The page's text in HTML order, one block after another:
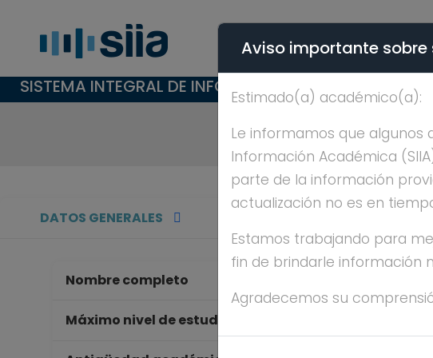
SISTEMA INTEGRAL DE INFORMACIÓN ACADÉMICA -
DATOS GENERALES
Nombre completo
Máximo nivel de estudios
Aviso importante
Estimado(a) académico(a):
Le informamos que algunos
Información Académica
parte de la información
actualización no es en
Estamos trabajando para
fin de brindarle información
Agradecemos su